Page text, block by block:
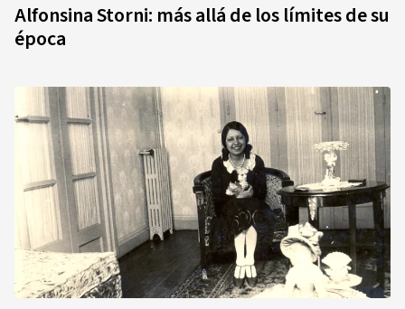
Alfonsina Storni: más allá de los límites de su
época